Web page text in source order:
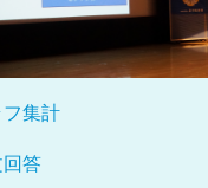
フ集計
答